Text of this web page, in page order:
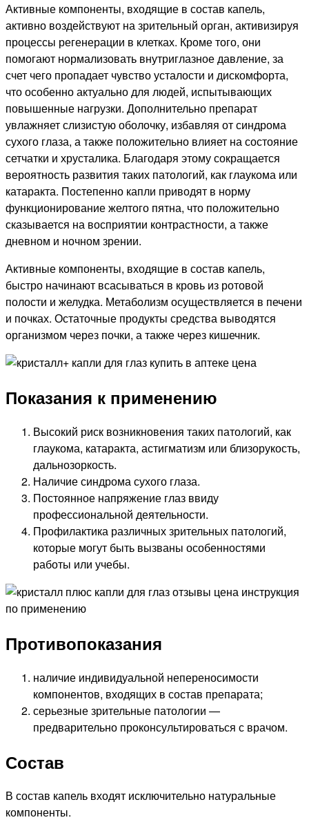
Активные компоненты, входящие в состав капель,
активно воздействуют на зрительный орган, активизируя
процессы регенерации в клетках. Кроме того, они
помогают нормализовать внутриглазное давление, за
счет чего пропадает чувство усталости и дискомфорта,
что особенно актуально для людей, испытывающих
повышенные нагрузки. Дополнительно препарат
увлажняет слизистую оболочку, избавляя от синдрома
сухого глаза, а также положительно влияет на состояние
сетчатки и хрусталика. Благодаря этому сокращается
вероятность развития таких патологий, как глаукома или
катаракта. Постепенно капли приводят в норму
функционирование желтого пятна, что положительно
сказывается на восприятии контрастности, а также
дневном и ночном зрении.
Активные компоненты, входящие в состав капель,
быстро начинают всасываться в кровь из ротовой
полости и желудка. Метаболизм осуществляется в печени
и почках. Остаточные продукты средства выводятся
организмом через почки, а также через кишечник.
Показания к применению
Высокий риск возникновения таких патологий, как
глаукома, катаракта, астигматизм или близорукость,
дальнозоркость.
Наличие синдрома сухого глаза.
Постоянное напряжение глаз ввиду
профессиональной деятельности.
Профилактика различных зрительных патологий,
которые могут быть вызваны особенностями
работы или учебы.
Противопоказания
наличие индивидуальной непереносимости
компонентов, входящих в состав препарата;
серьезные зрительные патологии —
предварительно проконсультироваться с врачом.
Состав
В состав капель входят исключительно натуральные
компоненты.